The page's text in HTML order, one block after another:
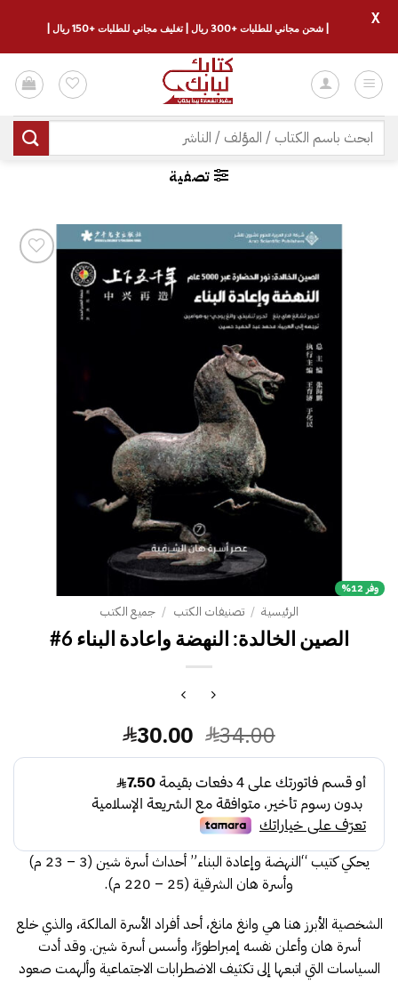
للمحتوى
البحث
عن:
تصفية
وفر 12%
الرئيسية / تصنيفات الكتب / جميع الكتب
الصين الخالدة: النهضة واعادة البناء 6#
34.00 السعر
الأصلي
هو:
34.00.
30.00 السعر
الحالي
هو:
30.00.
يحكي كتيب “النهضة وإعادة البناء” أحداث أسرة شين (3 – 23 م)
وأسرة هان الشرقية (25 – 220 م).
الشخصية الأبرز هنا هي وانغ مانغ، أحد أفراد الأسرة المالكة، والذي خلع
أسرة هان وأعلن نفسه إمبراطورًا، وأسس أسرة شين. وقد أدت
السياسات التي اتبعها إلى تكثيف الاضطرابات الاجتماعية وألهمت صعود
| شحن مجاني للطلبات +300 ريال | تغليف مجاني للطلبات +150 ريال |
X